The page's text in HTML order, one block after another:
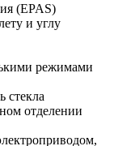
(EPAS)
и углу
режимами
стекла
отделении